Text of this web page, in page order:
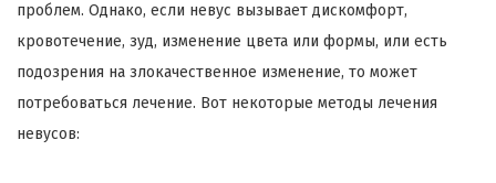
проблем. Однако, если невус вызывает дискомфорт,
кровотечение, зуд, изменение цвета или формы, или есть
подозрения на злокачественное изменение, то может
потребоваться лечение. Вот некоторые методы лечения
невусов: